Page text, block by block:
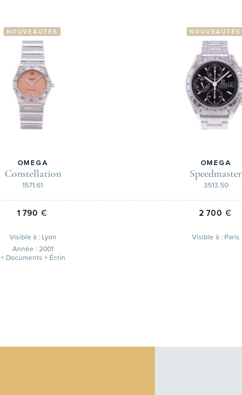
NOUVEAUTÉS
OMEGA
Constellation
1571.61
1 790 €
Visible à : Lyon
Année : 2001
+ Documents + Écrin
NOUVEAUTÉS
OMEGA
Speedmaster
3513.50
2 700 €
Visible à : Paris